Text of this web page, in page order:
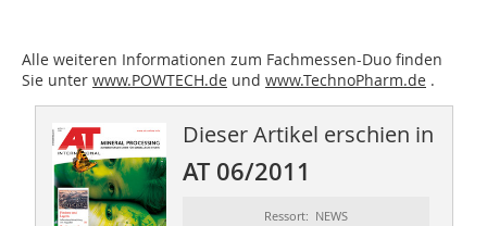
Alle weiteren Informationen zum Fachmessen-Duo finden
Sie unter www.POW­TECH.de und www.TechnoPharm.de .
Dieser Artikel erschien in
AT 06/2011
Ressort: NEWS